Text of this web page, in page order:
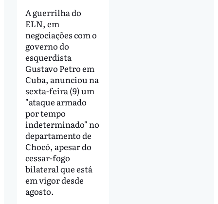
A guerrilha do
ELN, em
negociações com o
governo do
esquerdista
Gustavo Petro em
Cuba, anunciou na
sexta-feira (9) um
"ataque armado
por tempo
indeterminado" no
departamento de
Chocó, apesar do
cessar-fogo
bilateral que está
em vigor desde
agosto.